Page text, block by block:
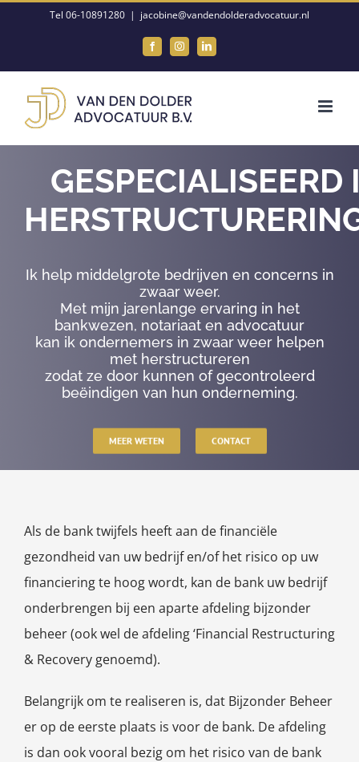
Tel 06-10891280 | jacobine@vandendolderadvocatuur.nl
FacebookInstagramLinkedIn
GESPECIALISEERD
Ik help middelgrote bedrijven en concerns in
zwaar weer.
Met mijn jarenlange ervaring in het
bankwezen, notariaat en advocatuur
kan ik ondernemers in zwaar weer helpen
met herstructureren
zodat ze door kunnen of gecontroleerd
beëindigen van hun onderneming.
MEER WETEN CONTACT
Als de bank twijfels heeft aan de financiële
gezondheid van uw bedrijf en/of het risico op uw
financiering te hoog wordt, kan de bank uw bedrijf
onderbrengen bij een aparte afdeling bijzonder
beheer (ook wel de afdeling ‘Financial Restructuring
& Recovery genoemd).
Belangrijk om te realiseren is, dat Bijzonder Beheer
er op de eerste plaats is voor de bank. De afdeling
is dan ook vooral bezig om het risico van de bank